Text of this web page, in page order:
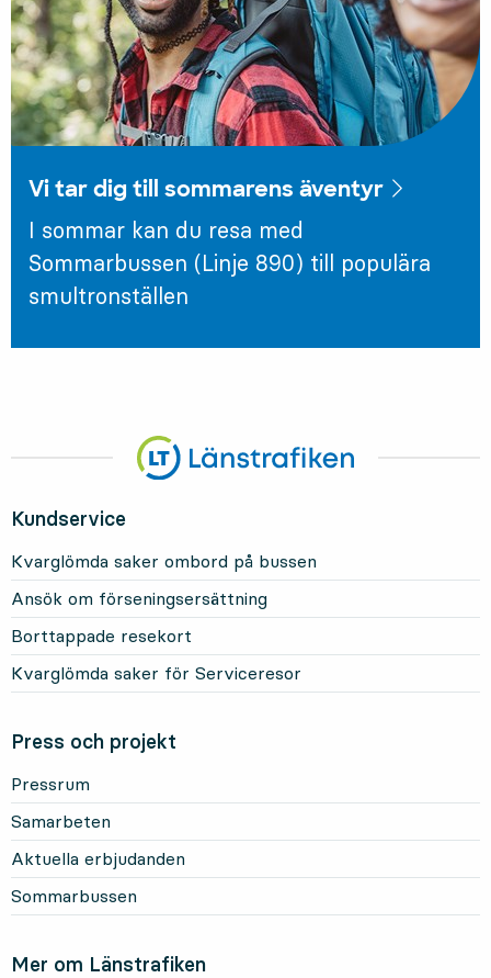
Vi tar dig till sommarens äventyr
I sommar kan du resa med
Sommarbussen (Linje 890) till populära
smultronställen
Kundservice
Kvarglömda saker ombord på bussen
Ansök om förseningsersättning
Borttappade resekort
Kvarglömda saker för Serviceresor
Press och projekt
Pressrum
Samarbeten
Aktuella erbjudanden
Sommarbussen
Mer om Länstrafiken